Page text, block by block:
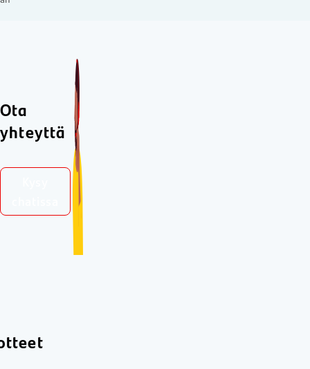
Ota
yhteyttä